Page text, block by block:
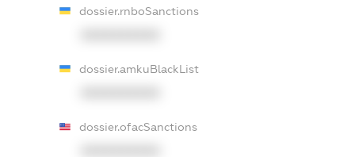
dossier.rnboSanctions
dossier.amkuBlackList
dossier.ofacSanctions